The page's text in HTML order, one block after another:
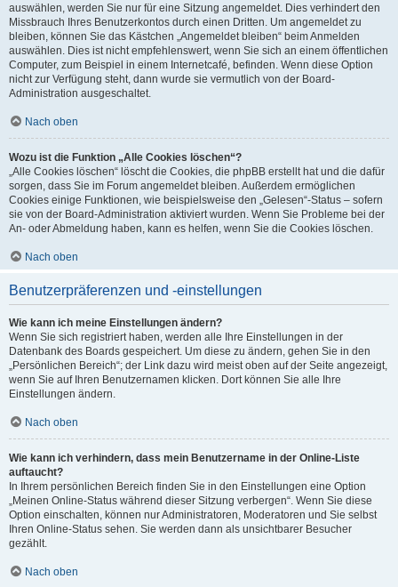
auswählen, werden Sie nur für eine Sitzung angemeldet. Dies verhindert den
Missbrauch Ihres Benutzerkontos durch einen Dritten. Um angemeldet zu
bleiben, können Sie das Kästchen „Angemeldet bleiben“ beim Anmelden
auswählen. Dies ist nicht empfehlenswert, wenn Sie sich an einem öffentlichen
Computer, zum Beispiel in einem Internetcafé, befinden. Wenn diese Option
nicht zur Verfügung steht, dann wurde sie vermutlich von der Board-
Administration ausgeschaltet.
Nach oben
Wozu ist die Funktion „Alle Cookies löschen“?
„Alle Cookies löschen“ löscht die Cookies, die phpBB erstellt hat und die dafür
sorgen, dass Sie im Forum angemeldet bleiben. Außerdem ermöglichen
Cookies einige Funktionen, wie beispielsweise den „Gelesen“-Status – sofern
sie von der Board-Administration aktiviert wurden. Wenn Sie Probleme bei der
An- oder Abmeldung haben, kann es helfen, wenn Sie die Cookies löschen.
Nach oben
Benutzerpräferenzen und -einstellungen
Wie kann ich meine Einstellungen ändern?
Wenn Sie sich registriert haben, werden alle Ihre Einstellungen in der
Datenbank des Boards gespeichert. Um diese zu ändern, gehen Sie in den
„Persönlichen Bereich“; der Link dazu wird meist oben auf der Seite angezeigt,
wenn Sie auf Ihren Benutzernamen klicken. Dort können Sie alle Ihre
Einstellungen ändern.
Nach oben
Wie kann ich verhindern, dass mein Benutzername in der Online-Liste
auftaucht?
In Ihrem persönlichen Bereich finden Sie in den Einstellungen eine Option
„Meinen Online-Status während dieser Sitzung verbergen“. Wenn Sie diese
Option einschalten, können nur Administratoren, Moderatoren und Sie selbst
Ihren Online-Status sehen. Sie werden dann als unsichtbarer Besucher
gezählt.
Nach oben